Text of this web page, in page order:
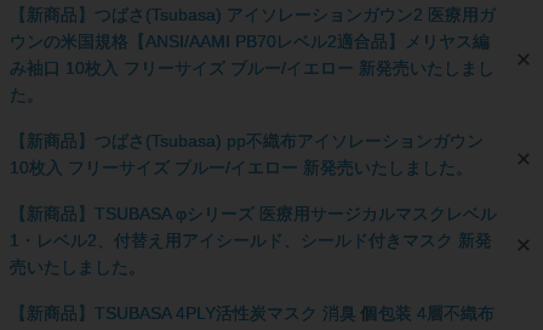
【新商品】つばさ(Tsubasa) アイソレーションガウン2 医療用ガ
ウンの米国規格【ANSI/AAMI PB70レベル2適合品】メリヤス編
み袖口 10枚入 フリーサイズ ブルー/イエロー 新発売いたしまし
た。
【新商品】つばさ(Tsubasa) pp不織布アイソレーションガウン
10枚入 フリーサイズ ブルー/イエロー 新発売いたしました。
【新商品】TSUBASA φシリーズ 医療用サージカルマスクレベル
1・レベル2、付替え用アイシールド、シールド付きマスク 新発
売いたしました。
【新商品】TSUBASA 4PLY活性炭マスク 消臭 個包装 4層不織布